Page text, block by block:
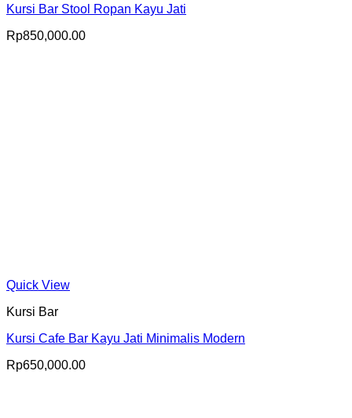
Kursi Bar Stool Ropan Kayu Jati
Rp850,000.00
Quick View
Kursi Bar
Kursi Cafe Bar Kayu Jati Minimalis Modern
Rp650,000.00